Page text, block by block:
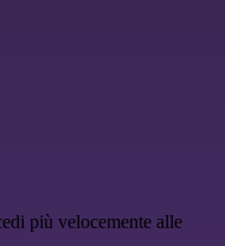
più velocemente alle